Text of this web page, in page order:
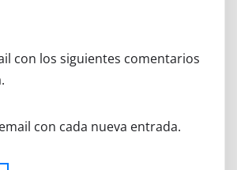
con los siguientes comentarios
con cada nueva entrada.